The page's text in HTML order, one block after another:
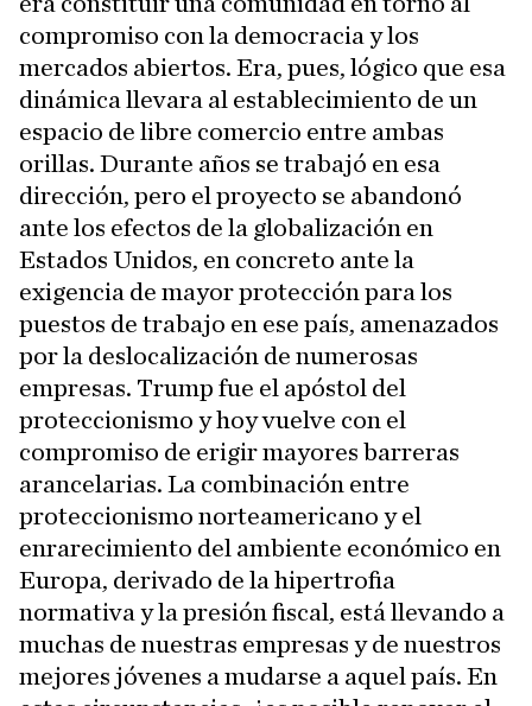
compromiso con la democracia y los
mercados abiertos. Era, pues, lógico que esa
dinámica llevara al establecimiento de un
espacio de libre comercio entre ambas
orillas. Durante años se trabajó en esa
dirección, pero el proyecto se abandonó
ante los efectos de la globalización en
Estados Unidos, en concreto ante la
exigencia de mayor protección para los
puestos de trabajo en ese país, amenazados
por la deslocalización de numerosas
empresas. Trump fue el apóstol del
proteccionismo y hoy vuelve con el
compromiso de erigir mayores barreras
arancelarias. La combinación entre
proteccionismo norteamericano y el
enrarecimiento del ambiente económico en
Europa, derivado de la hipertrofia
normativa y la presión fiscal, está llevando a
muchas de nuestras empresas y de nuestros
mejores jóvenes a mudarse a aquel país. En